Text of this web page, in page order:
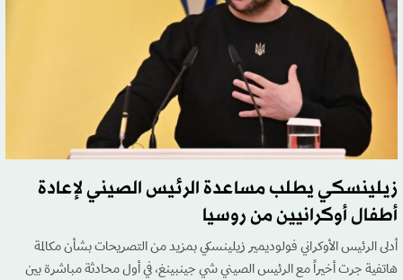
زيلينسكي يطلب مساعدة الرئيس الصيني لإعادة
أطفال أوكرانيين من روسيا
أدلى الرئيس الأوكراني فولوديمير زيلينسكي بمزيد من التصريحات بشأن مكالمة
هاتفية جرت أخيراً مع الرئيس الصيني شي جينبينغ، في أول محادثة مباشرة بين